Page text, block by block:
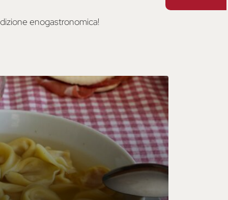
enogastronomica!